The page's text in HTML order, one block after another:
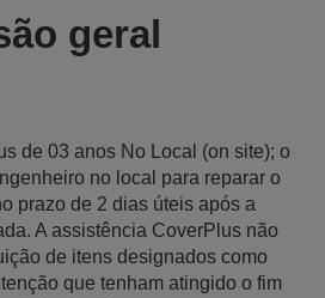
geral
de 03 anos No Local (on site); o
no local para reparar o
prazo de 2 dias úteis após a
A assistência CoverPlus não
de itens designados como
que tenham atingido o fim